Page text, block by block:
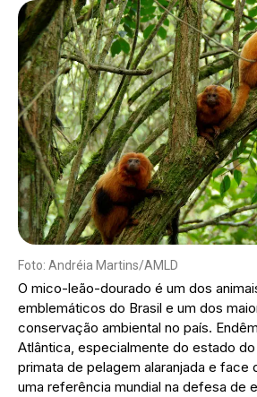
Foto: Andréia Martins/AMLD
O mico-leão-dourado é um dos
emblemáticos do Brasil e um dos
conservação ambiental no país.
Atlântica, especialmente do estado
primata de pelagem alaranjada e face
uma referência mundial na defesa de